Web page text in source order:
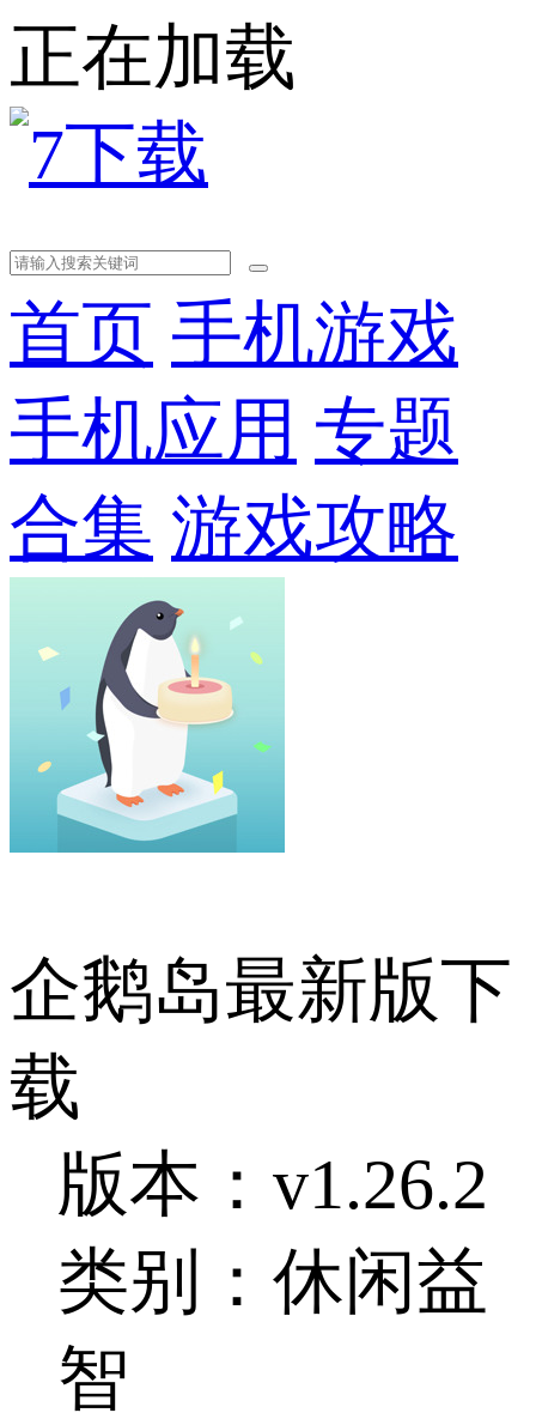
正在加载
首页 手机游戏
手机应用 专题
合集 游戏攻略
企鹅岛最新版下
载
版本：v1.26.2
类别：休闲益
智